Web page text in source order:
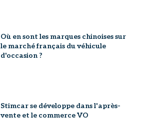
Où en sont les marques chinoises sur
le marché français du véhicule
d'occasion ?
Stimcar se développe dans l'après-
vente et le commerce VO